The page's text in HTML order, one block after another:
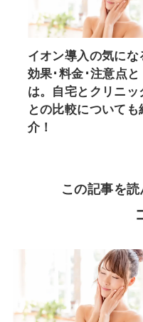
イオン導入の気にな
効果･料金･注意点と
は。自宅とクリニッ
との比較についても
介！
この記事を